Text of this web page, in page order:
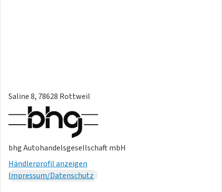
Saline 8, 78628 Rottweil
bhg Autohandelsgesellschaft mbH
Händlerprofil anzeigen
Impressum/Datenschutz